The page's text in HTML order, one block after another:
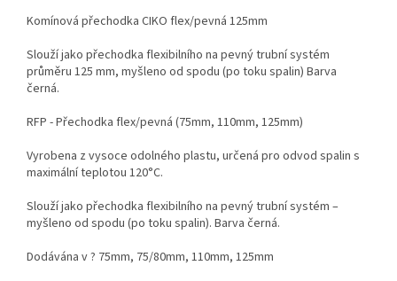
Komínová přechodka CIKO flex/pevná 125mm
Slouží jako přechodka flexibilního na pevný trubní systém
průměru 125 mm, myšleno od spodu (po toku spalin) Barva
černá.
RFP - Přechodka flex/pevná (75mm, 110mm, 125mm)
Vyrobena z vysoce odolného plastu, určená pro odvod spalin s
maximální teplotou 120°C.
Slouží jako přechodka flexibilního na pevný trubní systém –
myšleno od spodu (po toku spalin). Barva černá.
Dodávána v ? 75mm, 75/80mm, 110mm, 125mm